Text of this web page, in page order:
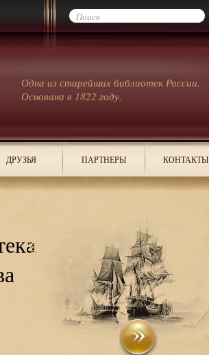
Одна из старейших библиотек России.
Основана в 1822 году.
ДРУЗЬЯ ПАРТНЕРЫ КОНТАКТЫ